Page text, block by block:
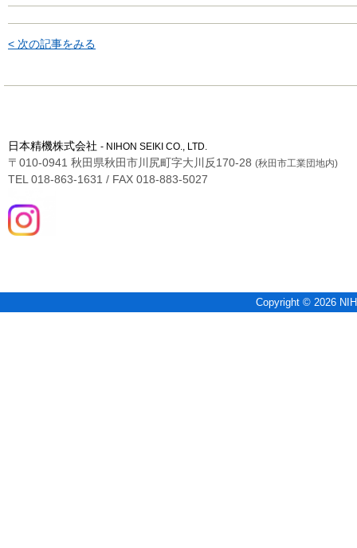
< 次の記事をみる
日本精機株式会社 - NIHON SEIKI CO., LTD.
〒010-0941 秋田県秋田市川尻町字大川反170-28 (秋田市工業団地内)
TEL 018-863-1631 / FAX 018-883-5027
Copyright © 2026